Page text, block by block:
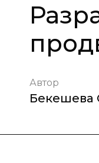
Автор
Бекешева